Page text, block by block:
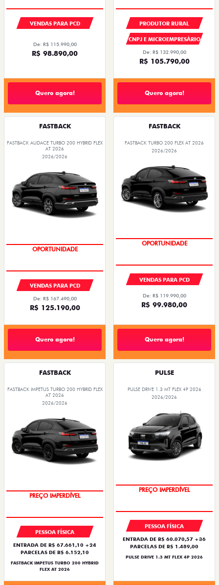
VENDAS PARA PCD
De: R$ 115.990,00
R$ 98.890,00
Quero agora!
PRODUTOR RURAL
CNPJ E MICROEMPRESÁRIO
De: R$ 132.990,00
R$ 105.790,00
Quero agora!
FASTBACK
FASTBACK AUDACE TURBO 200 HYBRID FLEX
AT 2026
2026/2026
OPORTUNIDADE
VENDAS PARA PCD
De: R$ 167.490,00
R$ 125.190,00
Quero agora!
FASTBACK
FASTBACK TURBO 200 FLEX AT 2026
2026/2026
OPORTUNIDADE
VENDAS PARA PCD
De: R$ 119.990,00
R$ 99.980,00
Quero agora!
FASTBACK
FASTBACK IMPETUS TURBO 200 HYBRID FLEX
AT 2026
2026/2026
PREÇO IMPERDÍVEL
PESSOA FÍSICA
ENTRADA DE R$ 67.661,10 +24
PARCELAS DE R$ 6.152,10
FASTBACK IMPETUS TURBO 200 HYBRID
FLEX AT 2026
PULSE
PULSE DRIVE 1.3 MT FLEX 4P 2026
2026/2026
PREÇO IMPERDÍVEL
PESSOA FÍSICA
ENTRADA DE R$ 60.070,57 +36
PARCELAS DE R$ 1.489,00
PULSE DRIVE 1.3 MT FLEX 4P 2026